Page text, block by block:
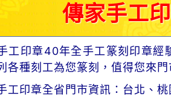
傳家手工
工印章40年全手工篆刻印章
各種刻工為您篆刻，值得您來
工印章全省門市資訊：台北、